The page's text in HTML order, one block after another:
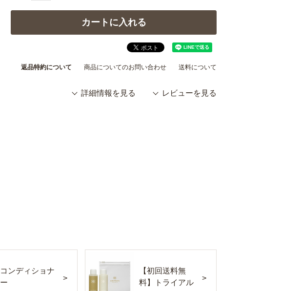
カートに入れる
返品特約について 商品についてのお問い合わせ 送料について
詳細情報を見る レビューを見る
コンディショナ
ー
【初回送料無
料】トライアル